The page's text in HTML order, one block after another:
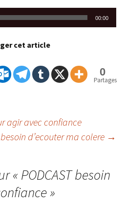
00:00
cet article
0
Partages
agir avec confiance
besoin d’ecouter ma colere →
« PODCAST besoin
»